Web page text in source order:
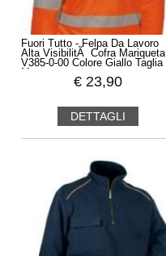
Fuori Tutto - Felpa Da Lavoro
Alta VisibilitÃ Cofra Mariqueta
V385-0-00 Colore Giallo Taglia
€ 23,90
DETTAGLI